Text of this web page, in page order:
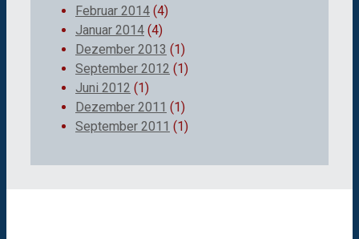
Februar 2014 (4)
Januar 2014 (4)
Dezember 2013 (1)
September 2012 (1)
Juni 2012 (1)
Dezember 2011 (1)
September 2011 (1)